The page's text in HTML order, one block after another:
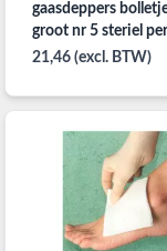
gaasdeppers
groot nr 5 steriel per
10x10st
21,46 (excl. BTW)